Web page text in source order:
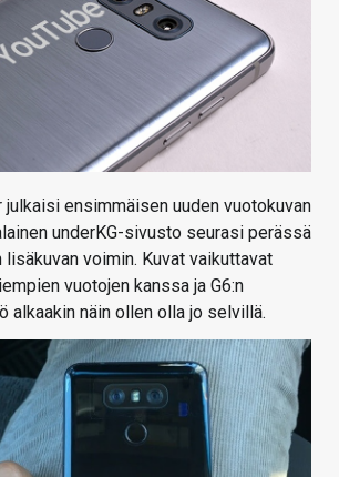
ensimmäisen uuden vuotokuvan
underKG-sivusto seurasi perässä
lisäkuvan voimin. Kuvat vaikuttavat
vuotojen kanssa ja G6:n
alkaakin näin ollen olla jo selvillä.